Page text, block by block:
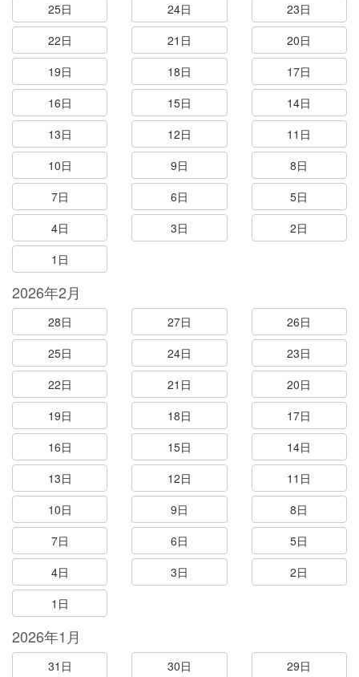
25日
24日
23日
22日
21日
20日
19日
18日
17日
16日
15日
14日
13日
12日
11日
10日
9日
8日
7日
6日
5日
4日
3日
2日
1日
2026年2月
28日 27日
26日
25日
24日
23日
22日
21日
20日
19日
18日
17日
16日
15日
14日
13日
12日
11日
10日
9日
8日
7日
6日
5日
4日
3日
2日
1日
2026年1月
31日 30日 29日